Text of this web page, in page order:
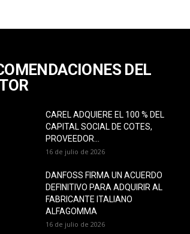
DEL
CAREL ADQUIERE EL 100 % DEL
CAPITAL SOCIAL DE COTES,
PROVEEDOR...
16 de julio de 2026
DANFOSS FIRMA UN ACUERDO
DEFINITIVO PARA ADQUIRIR AL
FABRICANTE ITALIANO
ALFAGOMMA
16 de julio de 2026